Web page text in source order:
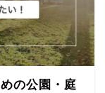
の公園・庭